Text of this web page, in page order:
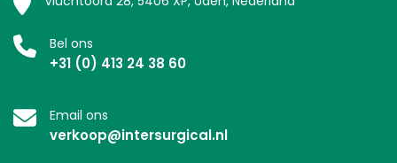
Bel ons
+31 (0) 413 24 38 60
Email ons
verkoop@intersurgical.nl